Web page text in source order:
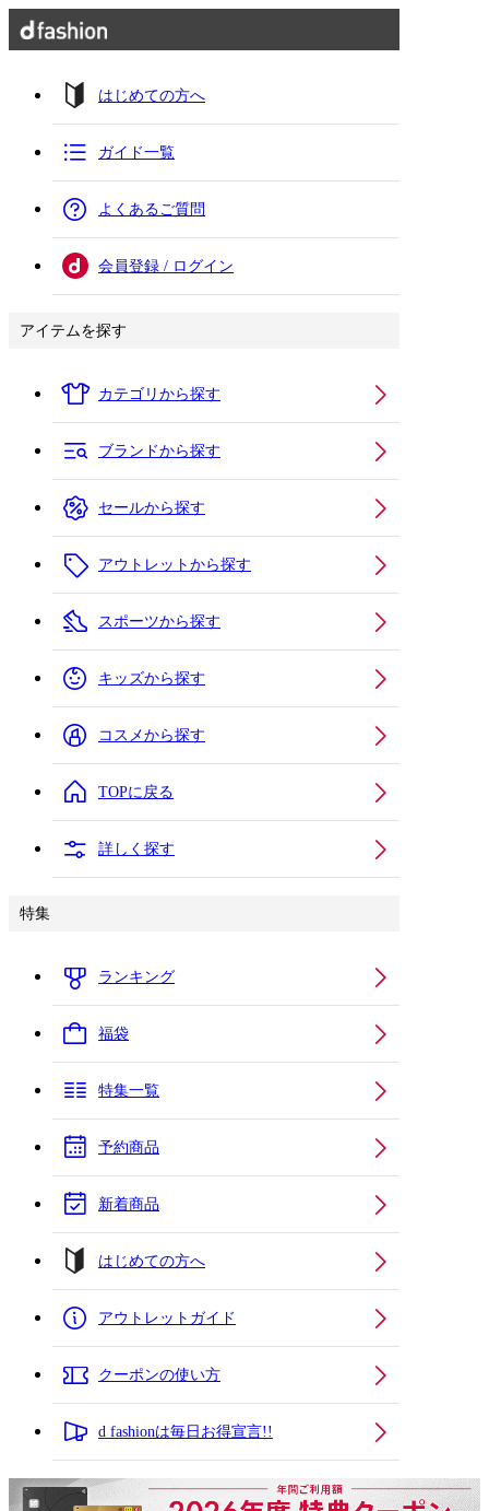
はじめての方へ
ガイド一覧
よくあるご質問
会員登録 / ログイン
アイテムを探す
カテゴリから探す
ブランドから探す
セールから探す
アウトレットから探す
スポーツから探す
キッズから探す
コスメから探す
TOPに戻る
詳しく探す
特集
ランキング
福袋
特集一覧
予約商品
新着商品
はじめての方へ
アウトレットガイド
クーポンの使い方
d fashionは毎日お得宣言!!